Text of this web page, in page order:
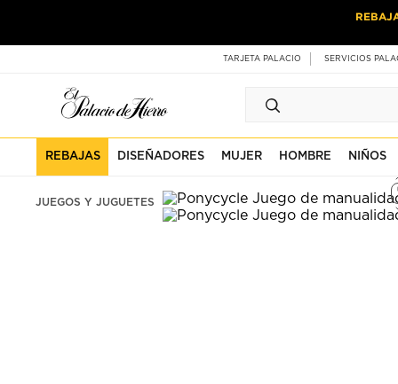
TARJETA PALACIO SERVICIOS
REBAJAS DISEÑADORES MUJER HOMBRE NIÑOS
JUEGOS Y JUGUETES